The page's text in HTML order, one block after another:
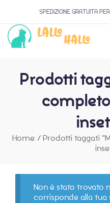
SPEDIZIONE GRATUITA
Prodotti
Home / Prodotti taggati
Non è stato trovato
corrisponde alla tua